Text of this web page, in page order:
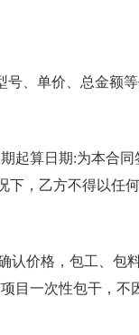
、单价、总金额等
算日期:为本合同
下，乙方不得以任
价格，包工、包
目一次性包干，不